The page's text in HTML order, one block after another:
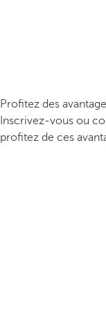
Profitez des
Inscrivez-vous ou
profitez de ces